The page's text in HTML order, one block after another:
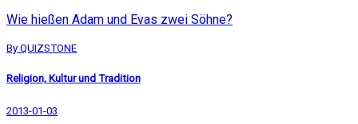
Wie hießen Adam und Evas zwei Söhne?
By QUIZSTONE
Religion, Kultur und Tradition
2013-01-03